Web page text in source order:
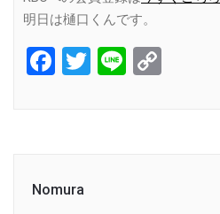
明日は樋口くんです。
Facebook
Twitter
Line
Nomura